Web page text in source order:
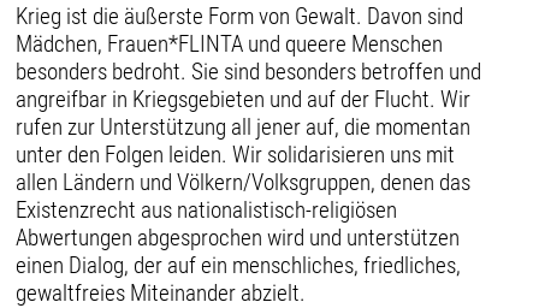
Krieg ist die äußerste Form von Gewalt. Davon sind
Mädchen, Frauen*FLINTA und queere Menschen
besonders bedroht. Sie sind besonders betroffen und
angreifbar in Kriegsgebieten und auf der Flucht. Wir
rufen zur Unterstützung all jener auf, die momentan
unter den Folgen leiden. Wir solidarisieren uns mit
allen Ländern und Völkern/Volksgruppen, denen das
Existenzrecht aus nationalistisch-religiösen
Abwertungen abgesprochen wird und unterstützen
einen Dialog, der auf ein menschliches, friedliches,
gewaltfreies Miteinander abzielt.